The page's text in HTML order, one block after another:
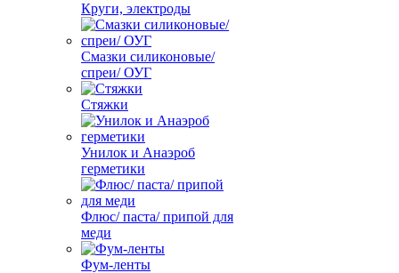
Круги, электроды
Смазки силиконовые/
спреи/ ОУГ
Стяжки
Унилок и Анаэроб
герметики
Флюс/ паста/ припой для
меди
Фум-ленты